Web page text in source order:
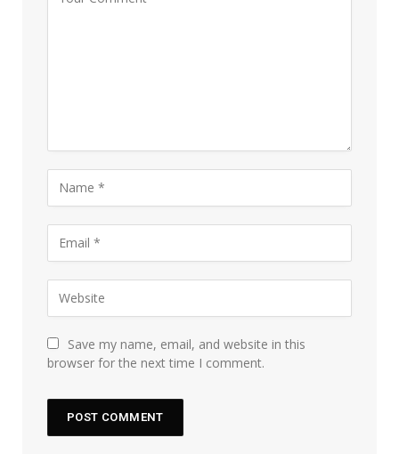
Save my name, email, and website in this
browser for the next time I comment.